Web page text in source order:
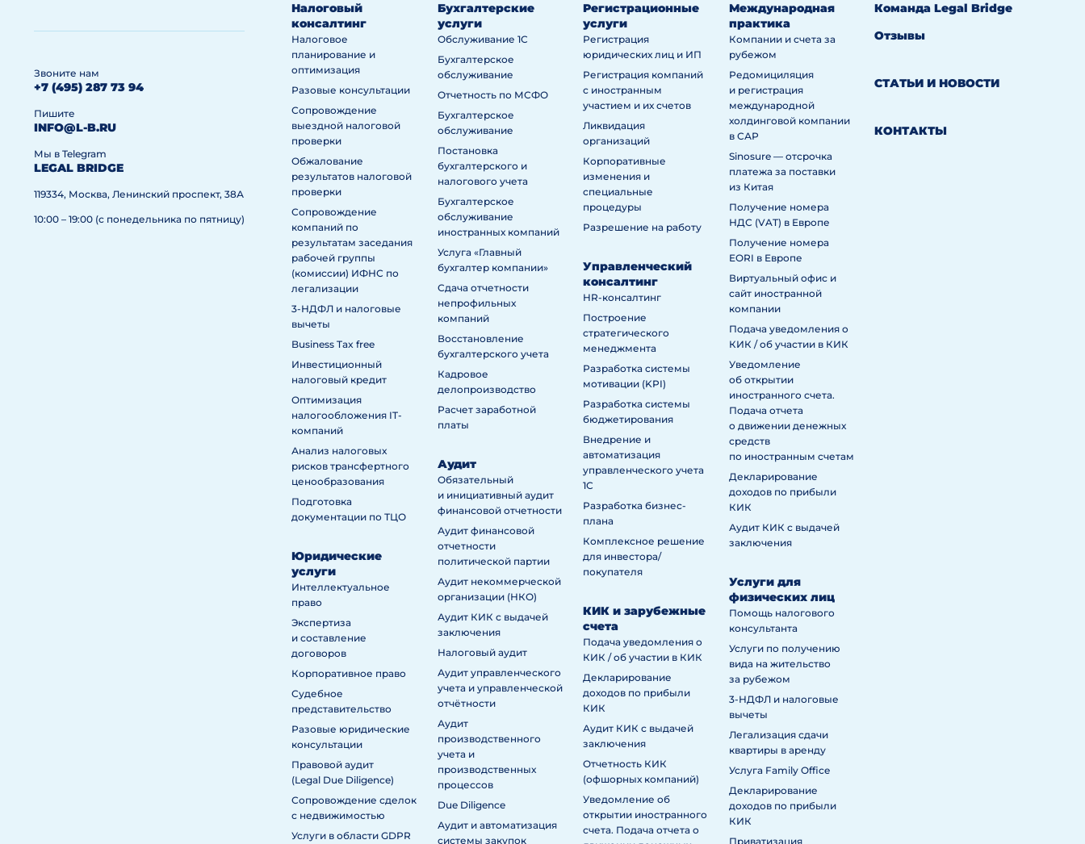
Звоните нам
+7 (495) 287 73 94
Пишите
INFO@L-B.RU
Мы в Telegram
LEGAL BRIDGE
119334, Москва, Ленинский проспект, 38А
10:00 – 19:00 (с понедельника по пятницу)
Налоговый
консалтинг
Налоговое
планирование и
оптимизация
Разовые консультации
Сопровождение
выездной налоговой
проверки
Обжалование
результатов налоговой
проверки
Сопровождение
компаний по
результатам заседания
рабочей группы
(комиссии) ИФНС по
легализации
3-НДФЛ и налоговые
вычеты
Business Tax free
Инвестиционный
налоговый кредит
Оптимизация
налогообложения IT-
компаний
Анализ налоговых
рисков трансфертного
ценообразования
Подготовка
документации по ТЦО
Юридические
услуги
Интеллектуальное
право
Экспертиза
и составление
договоров
Корпоративное право
Судебное
представительство
Разовые юридические
консультации
Правовой аудит
(Legal Due Diligence)
Сопровождение сделок
с недвижимостью
Услуги в области GDPR
Бухгалтерские
услуги
Обслуживание 1С
Бухгалтерское
обслуживание
Отчетность по МСФО
Бухгалтерское
обслуживание
Постановка
бухгалтерского и
налогового учета
Бухгалтерское
обслуживание
иностранных компаний
Услуга «Главный
бухгалтер компании»
Сдача отчетности
непрофильных
компаний
Восстановление
бухгалтерского учета
Кадровое
делопроизводство
Расчет заработной
платы
Аудит
Обязательный
и инициативный аудит
финансовой отчетности
Аудит финансовой
отчетности
политической партии
Аудит некоммерческой
организации (НКО)
Аудит КИК с выдачей
заключения
Налоговый аудит
Аудит управленческого
учета и управленческой
отчётности
Аудит
производственного
учета и
производственных
процессов
Due Diligence
Аудит и автоматизация
системы закупок
Регистрационные
услуги
Регистрация
юридических лиц и ИП
Регистрация компаний
с иностранным
участием и их счетов
Ликвидация
организаций
Корпоративные
изменения и
специальные
процедуры
Разрешение на работу
Управленческий
консалтинг
HR-консалтинг
Построение
стратегического
менеджмента
Разработка системы
мотивации (KPI)
Разработка системы
бюджетирования
Внедрение и
автоматизация
управленческого учета
1С
Разработка бизнес-
плана
Комплексное решение
для инвестора/
покупателя
КИК и зарубежные
счета
Подача уведомления о
КИК / об участии в КИК
Декларирование
доходов по прибыли
КИК
Аудит КИК с выдачей
заключения
Отчетность КИК
(офшорных компаний)
Уведомление об
открытии иностранного
счета. Подача отчета о
Международная
практика
Компании и счета за
рубежом
Редомициляция
и регистрация
международной
холдинговой компании
в САР
Sinosure — отсрочка
платежа за поставки
из Китая
Получение номера
НДС (VAT) в Европе
Получение номера
EORI в Европе
Виртуальный офис и
сайт иностранной
компании
Подача уведомления о
КИК / об участии в КИК
Уведомление
об открытии
иностранного счета.
Подача отчета
о движении денежных
средств
по иностранным счетам
Декларирование
доходов по прибыли
КИК
Аудит КИК с выдачей
заключения
Услуги для
физических лиц
Помощь налогового
консультанта
Услуги по получению
вида на жительство
за рубежом
3-НДФЛ и налоговые
вычеты
Легализация сдачи
квартиры в аренду
Услуга Family Office
Декларирование
доходов по прибыли
КИК
Приватизация
Команда Legal Bridge
Отзывы
СТАТЬИ И НОВОСТИ
КОНТАКТЫ